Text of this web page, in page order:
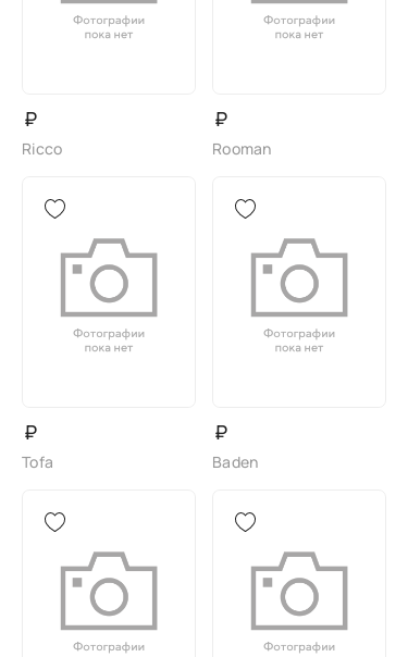
₽
Ricco
₽
Rooman
₽
Tofa
₽
Baden